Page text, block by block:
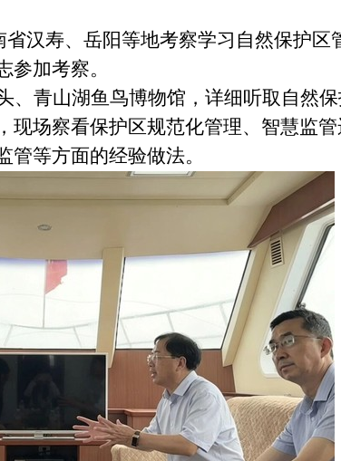
汉寿、岳阳等地考察学习自然保护区
加考察。
、青山湖鱼鸟博物馆， 详细听取自然
场察看保护区规范化管理、智慧监
等方面的经验做法。